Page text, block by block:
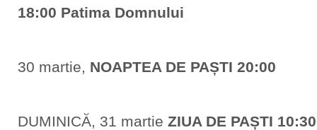
18:00 Patima Domnului
30 martie, NOAPTEA DE PAȘTI 20:00
DUMINICĂ, 31 martie ZIUA DE PAȘTI